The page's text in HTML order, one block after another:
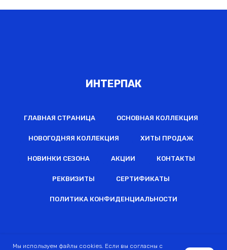
ИНТЕРПАК
ГЛАВНАЯ СТРАНИЦА ОСНОВНАЯ КОЛЛЕКЦИЯ
НОВОГОДНЯЯ КОЛЛЕКЦИЯ ХИТЫ ПРОДАЖ
НОВИНКИ СЕЗОНА АКЦИИ КОНТАКТЫ
РЕКВИЗИТЫ СЕРТИФИКАТЫ
ПОЛИТИКА КОНФИДЕНЦИАЛЬНОСТИ
Мы используем файлы cookies. Если вы согласны с